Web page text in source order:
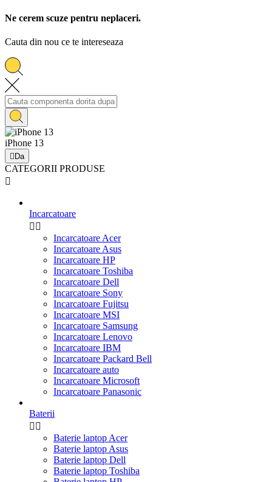
Ne cerem scuze pentru neplaceri.
Cauta din nou ce te intereseaza
iPhone 13
 Da
CATEGORII PRODUSE

Incarcatoare
 
Incarcatoare Acer
Incarcatoare Asus
Incarcatoare HP
Incarcatoare Toshiba
Incarcatoare Dell
Incarcatoare Sony
Incarcatoare Fujitsu
Incarcatoare MSI
Incarcatoare Samsung
Incarcatoare Lenovo
Incarcatoare IBM
Incarcatoare Packard Bell
Incarcatoare auto
Incarcatoare Microsoft
Incarcatoare Panasonic
Baterii
 
Baterie laptop Acer
Baterie laptop Asus
Baterie laptop Dell
Baterie laptop Toshiba